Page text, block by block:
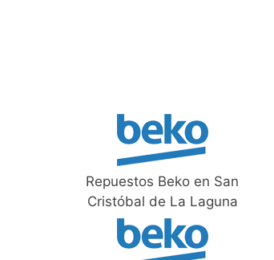
Repuestos Beko en San
Cristóbal de La Laguna